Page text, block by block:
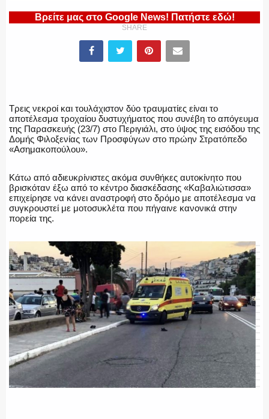
ΥΑΤ/ΥΜΕΤ
ΠΥΡΟΣΒΕΣΤΙΚΗ
ΛΙΜΕΝΙΚΟ
ΕΝΟΠΛΕΣ ΔΥΝΑΜΕΙΣ
ΕΚΑΒ
ΑΣΤΥΝΟΜΙΚΟ ΡΕΠΟΡΤΑΖ
Βρείτε μας στο Google News! Πατήστε εδώ!
SHARE
Τρεις νεκροί και τουλάχιστον δύο τραυματίες είναι το
αποτέλεσμα τροχαίου δυστυχήματος που συνέβη το απόγευμα
της Παρασκευής (23/7) στο Περιγιάλι, στο ύψος της εισόδου της
Δομής Φιλοξενίας των Προσφύγων στο πρώην Στρατόπεδο
«Ασημακοπούλου».
Κάτω από αδιευκρίνιστες ακόμα συνθήκες αυτοκίνητο που
βρισκόταν έξω από το κέντρο διασκέδασης «Καβαλιώτισσα»
επιχείρησε να κάνει αναστροφή στο δρόμο με αποτέλεσμα να
συγκρουστεί με μοτοσυκλέτα που πήγαινε κανονικά στην
πορεία της.